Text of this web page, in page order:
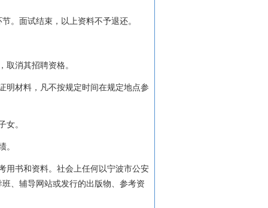
。面试结束，以上资料不予退还。
取消其招聘资格。
明材料，凡不按规定时间在规定地点参
女。
。
用书和资料。社会上任何以宁波市公安
、辅导网站或发行的出版物、参考资